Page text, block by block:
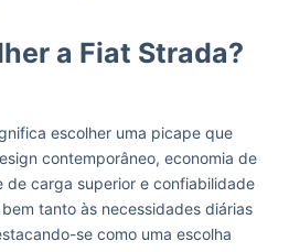
a Fiat Strada?
escolher uma picape que
contemporâneo, economia de
carga superior e confiabilidade
tanto às necessidades diárias
se como uma escolha